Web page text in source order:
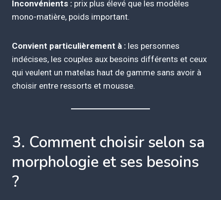
Inconvénients : prix plus élevé que les modèles
mono-matière, poids important.
Convient particulièrement à : les personnes
indécises, les couples aux besoins différents et ceux
qui veulent un matelas haut de gamme sans avoir à
choisir entre ressorts et mousse.
3. Comment choisir selon sa
morphologie et ses besoins
?